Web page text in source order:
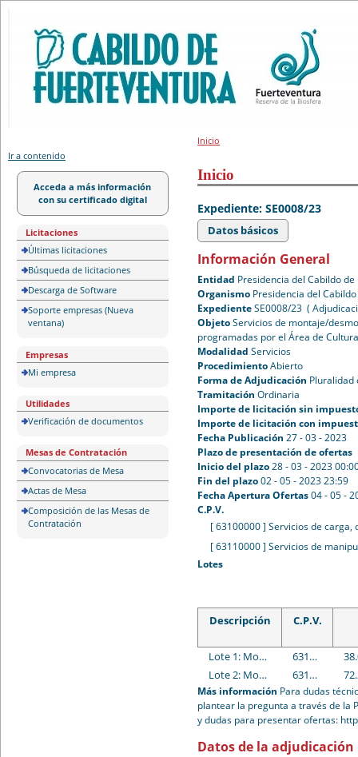
Ir a contenido
Acceda a más información
con su certificado digital
Licitaciones
Últimas licitaciones
Búsqueda de licitaciones
Descarga de Software
Soporte empresas (Nueva
ventana)
Empresas
Mi empresa
Utilidades
Verificación de documentos
Mesas de Contratación
Convocatorias de Mesa
Actas de Mesa
Composición de las Mesas de
Contratación
Inicio
Inicio
Expediente: SE0008/23
Datos básicos
Información General
Entidad Presidencia del Cabildo
Organismo Presidencia del
ExpedienteSE0008/23 (
ObjetoServicios de montaje/
programadas por el Área de
Modalidad Servicios
ProcedimientoAbierto
Forma de Adjudicación Pluralidad
Tramitación Ordinaria
Importe de licitación sin
Importe de licitación con
Fecha Publicación 27 - 03 - 2023
Plazo de presentación de ofertas
Inicio del plazo28 - 03 - 2023
Fin del plazo02 - 05 - 2023 23:59
Fecha Apertura Ofertas04 - 05 -
C.P.V.
[ 63100000 ] Servicios de carga,
[ 63110000 ] Servicios de
Lotes
Descripción C.P.V.
Lote 1: Montaje desmontaje exposiciones, manipulación colecciones y organización del depósito de arte 63100000 : Servicios de carga, descarga y almacenamiento.
Lote 2: Montaje y desmontaje de eventos y/o actividades
63100000 : Servicios de carga, descarga y almacenamiento.
Más información Para dudas
plantear la pregunta a través de la
y dudas para presentar ofertas:
Datos de la adjudicación